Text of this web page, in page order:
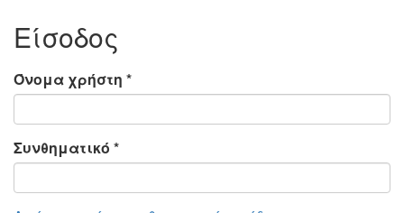
Είσοδος
Όνομα χρήστη *
Συνθηματικό *